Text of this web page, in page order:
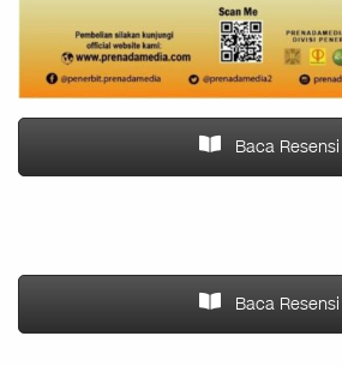
Baca Resensi
Baca Resensi